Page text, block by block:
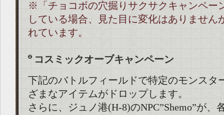
※「チョコボの穴掘りサクサクキャンペー
している場合、見た目に変化はありません
れています。
コスミックオーブキャンペーン
下記のバトルフィールドで特定のモンスタ
ざまなアイテムがドロップします。
さらに、ジュノ港(H-8)のNPC”Shemo”が、